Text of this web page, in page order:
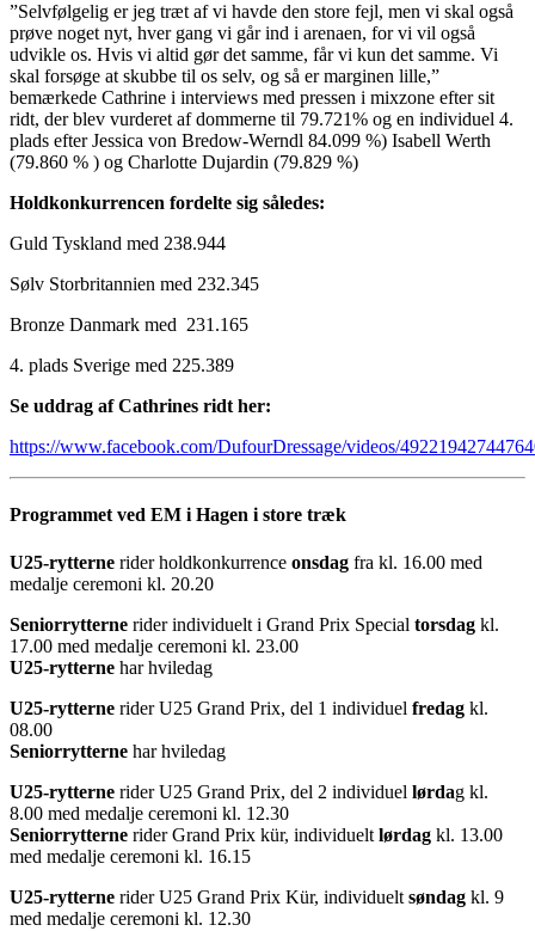
”Selvfølgelig er jeg træt af vi havde den store fejl, men vi skal også
prøve noget nyt, hver gang vi går ind i arenaen, for vi vil også
udvikle os. Hvis vi altid gør det samme, får vi kun det samme. Vi
skal forsøge at skubbe til os selv, og så er marginen lille,”
bemærkede Cathrine i interviews med pressen i mixzone efter sit
ridt, der blev vurderet af dommerne til 79.721% og en individuel 4.
plads efter Jessica von Bredow-Werndl 84.099 %) Isabell Werth
(79.860 % ) og Charlotte Dujardin (79.829 %)
Holdkonkurrencen fordelte sig således:
Guld Tyskland med 238.944
Sølv Storbritannien med 232.345
Bronze Danmark med 231.165
4. plads Sverige med 225.389
Se uddrag af Cathrines ridt her:
https://www.facebook.com/DufourDressage/videos/
Programmet ved EM i Hagen i store træk
U25-rytterne rider holdkonkurrence onsdag fra kl. 16.00 med
medalje ceremoni kl. 20.20
Seniorrytterne rider individuelt i Grand Prix Special torsdag kl.
17.00 med medalje ceremoni kl. 23.00
U25-rytterne har hviledag
U25-rytterne rider U25 Grand Prix, del 1 individuel fredag kl.
08.00
Seniorrytterne har hviledag
U25-rytterne rider U25 Grand Prix, del 2 individuel lørdag kl.
8.00 med medalje ceremoni kl. 12.30
Seniorrytterne rider Grand Prix kür, individuelt lørdag kl. 13.00
med medalje ceremoni kl. 16.15
U25-rytterne rider U25 Grand Prix Kür, individuelt søndag kl. 9
med medalje ceremoni kl. 12.30